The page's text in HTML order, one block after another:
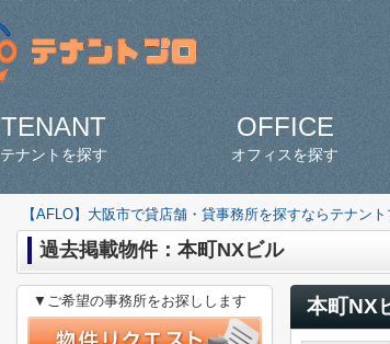
TENANT
テナントを探す
OFFICE
オフィスを探す
【AFLO】大阪市で貸店舗・貸事務所を探すならテナント
過去掲載物件：本町NXビル
本町NX
▼ご希望の事務所をお探しします